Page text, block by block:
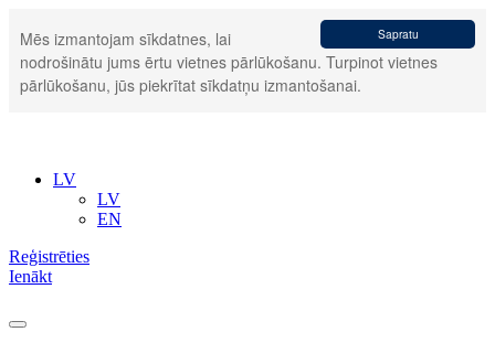
Sapratu
Mēs izmantojam sīkdatnes, lai
nodrošinātu jums ērtu vietnes pārlūkošanu. Turpinot vietnes
pārlūkošanu, jūs piekrītat sīkdatņu izmantošanai.
LV
LV
EN
Reģistrēties
Ienākt